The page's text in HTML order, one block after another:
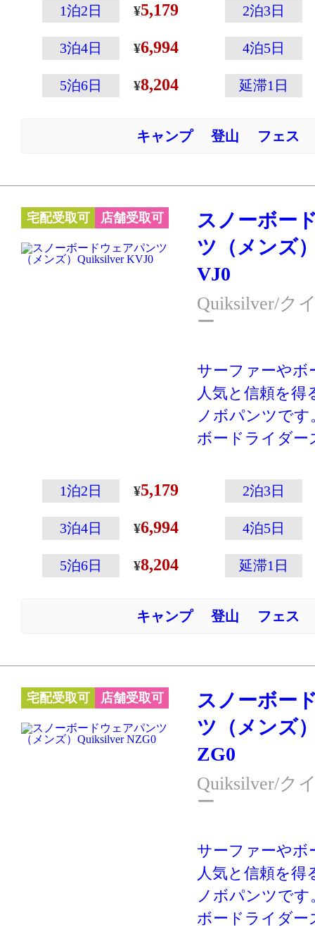
もちろんキー
スポケットな
ウェアとして
です。
コいい! やっぱ
1泊2日 5,179 2泊3日
3泊4日 6,994 4泊5日
5泊6日 8,204 延滞1日
キャンプ 登山 フェス
宅配受取可 店舗受取可
スノーボー
ツ（メンズ
VJ0
Quiksilver/ク
ー
サーファーやボ
人気と信頼を得
ノボパンツです
ボードライダー
ブラックパン
ットにも合い
1泊2日 5,179 2泊3日
3泊4日 6,994 4泊5日
5泊6日 8,204 延滞1日
キャンプ 登山 フェス
宅配受取可 店舗受取可
スノーボー
ツ（メンズ
ZG0
Quiksilver/ク
ー
サーファーやボ
人気と信頼を得
ノボパンツです
ボードライダー